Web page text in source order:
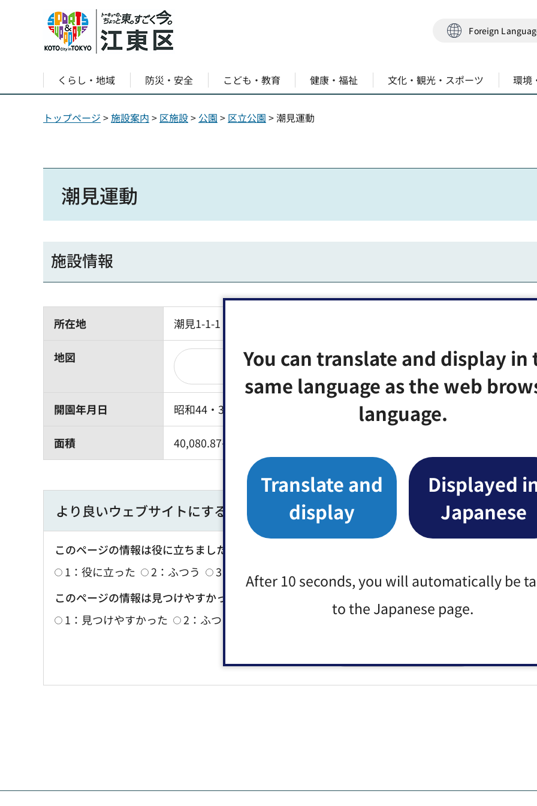
You can translate and display in
same language as the web
language.
Translate and
display
Displayed
Japanese
After 10 seconds, you will automatically be
to the Japanese page.
Foreign
くらし・地域 防災・安全 こども・教育 健康・福祉 文化・観光・スポーツ 環境
トップページ >施設案内 > 区施設> 公園 > 区立公園 > 潮見運動
潮見運動
施設情報
所在地 潮見1-1-1
地図
Google Mapsで開く
開園年月日 昭和44・3・31
面積 40,080.87平方メートル
より良いウェブサイトにするためにみなさまのご意見をお聞かせください
このページの情報は役に立ちましたか？
1：役に立った
2：ふつう
3：役に立たなかった
このページの情報は見つけやすかったですか？
1：見つけやすかった
2：ふつう 3：見つけにくかった